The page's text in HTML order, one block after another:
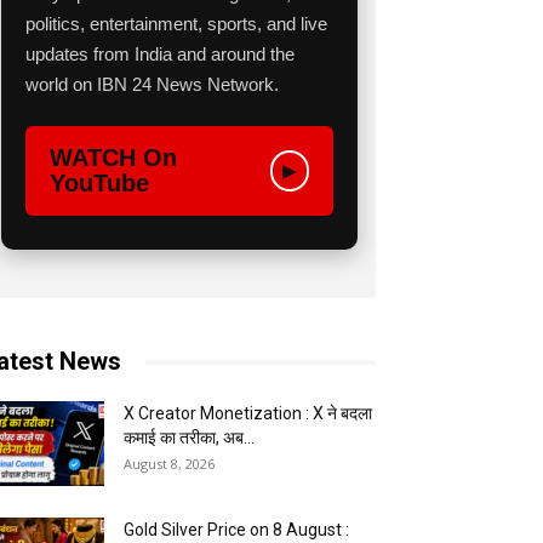
politics, entertainment, sports, and live
updates from India and around the
world on IBN 24 News Network.
WATCH On
YouTube
▶
News
X Creator Monetization : X ने बदला
कमाई का तरीका, अब...
August 8, 2026
Gold Silver Price on 8 August :